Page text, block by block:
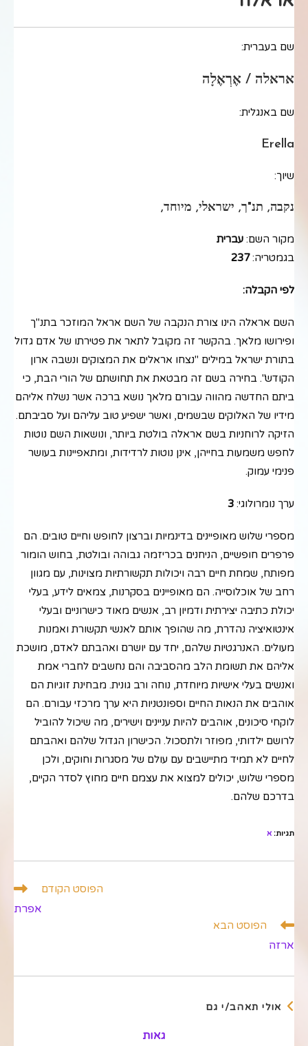
שם בעברית:
אראלה / אֶרְאֶלָה
שם באנגלית:
Erella
שיוך:
נקבה, תנ"ך, ישראלי, מיוחד,
מקור השם: עברית
בגמטריה:237
לפי הקבלה:
השם אראלה הינו צורת הנקבה של השם אראל המוזכר בתנ"ך
ופירושו מלאך. בהקשר זה מקובל לתאר את פטירתו של אדם גדול
בתורת ישראל במילים "נצחו אראלים את המצוקים ונשבה ארון
הקודש". בחירה בשם זה מבטאת את תחושתם של הורי הבת, כי
ביתם החדשה מהווה עבורם מלאך נושא ברכה אשר נשלח אליהם
מידיו של האלוקים שבשמים, ואשר ישפיע טוב עליהם ועל סביבתם.
הזיקה לרוחניות בשם אראלה בולטת ביותר, ונושאות השם נוטות
לחפש משמעות בחייהן, אינן נוטות לרדידות, ומתאפיינות בעושר
פנימי עמוק.
ערך נומרולוגי: 3
מספרי שלוש מאופיינים בדינמיות וברצון לחופש וחיים טובים. הם
פרפרים חופשיים, הניחנים בכריזמה גבוהה ובולטת, בחוש הומור
מפותח, שמחת חיים רבה ויכולות תקשורתיות מצוינות, עם מגוון
רחב של אוכלוסייה. הם מאופיינים בסקרנות, צמאים לידע, בעלי
יכולת כתיבה יצירתית ודמיון רב, אנשים מאוד כישרוניים ובעלי
אינטואיציה נהדרת, מה שהופך אותם לאנשי תקשורת ואמנות
מעולים. האנרגטיות שלהם, יחד עם יושרם ואהבתם לאדם, מושכת
אליהם את תשומת הלב מהסביבה והם נחשבים לחברי אמת
ואנשים בעלי אישיות מיוחדת, נוחה ורב גונית. מבחינת זוגיות הם
אוהבים את הנאות החיים וספונטניות היא ערך מרכזי עבורם. הם
לוקחי סיכונים, אוהבים להיות עניינים וישירים, מה שיכול להוביל
לרושם ילדותי, מפוזר ולתסכול. הכישרון הגדול שלהם ואהבתם
לחיים לא תמיד מתיישבים עם עולם של מסגרות וחוקים, ולכן
מספרי שלוש, יכולים למצוא את עצמם חיים מחוץ לסדר הקיים,
בדרכם שלהם.
תגיות: א
הפוסט הקודם
אפרת
הפוסט הבא
ארזה
אולי תאהב/י גם
גאות